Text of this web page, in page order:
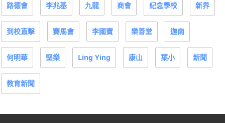
路德會 李兆基 九龍 商會 紀念學校 新界
到校直擊 賽馬會 李國寶 樂善堂 迦南
何明華 堅樂 Ling Ying 康山 葉小 新聞
教育新聞